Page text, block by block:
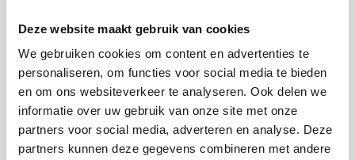
Deze website maakt gebruik van cookies
We gebruiken cookies om content en advertenties te
personaliseren, om functies voor social media te bieden
en om ons websiteverkeer te analyseren. Ook delen we
informatie over uw gebruik van onze site met onze
partners voor social media, adverteren en analyse. Deze
partners kunnen deze gegevens combineren met andere
Plan je bezoek
Evenement
organiseren